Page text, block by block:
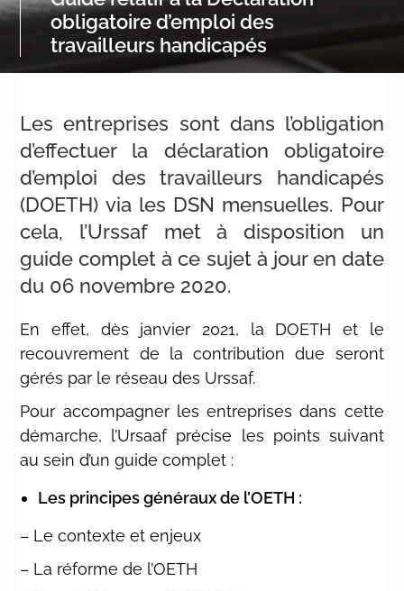
obligatoire d’emploi des
travailleurs handicapés
Les entreprises sont dans l’obligation
d’effectuer la déclaration obligatoire
d’emploi des travailleurs handicapés
(DOETH) via les DSN mensuelles. Pour
cela, l’Urssaf met à disposition un
guide complet à ce sujet à jour en date
du 06 novembre 2020.
En effet, dès janvier 2021, la DOETH et le
recouvrement de la contribution due seront
gérés par le réseau des Urssaf.
Pour accompagner les entreprises dans cette
démarche, l’Ursaaf précise les points suivant
au sein d’un guide complet :
Les principes généraux de l’OETH :
– Le contexte et enjeux
– La réforme de l’OETH